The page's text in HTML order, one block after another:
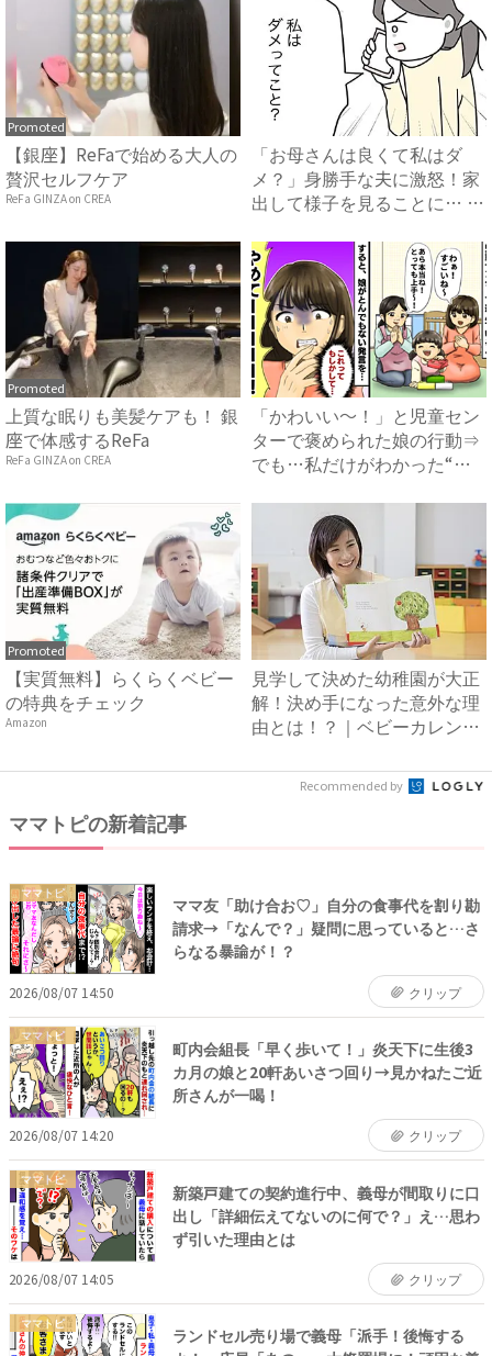
Promoted
【銀座】ReFaで始める大人の
贅沢セルフケア
ReFa GINZA on CREA
「お母さんは良くて私はダ
メ？」身勝手な夫に激怒！家
出して様子を見ることに… #
Promoted
上質な眠りも美髪ケアも！ 銀
座で体感するReFa
ReFa GINZA on CREA
「かわいい〜！」と児童セン
ターで褒められた娘の行動⇒
でも…私だけがわかった“赤
Promoted
【実質無料】らくらくベビー
の特典をチェック
Amazon
見学して決めた幼稚園が大正
解！決め手になった意外な理
由とは！？｜ベビーカレンダ
Recommended by
ママトピの新着記事
ママトピ
ママ友「助け合お♡」自分の食事代を割り勘
請求→「なんで？」疑問に思っていると…さ
らなる暴論が！？
2026/08/07 14:50 クリップ
ママトピ
町内会組長「早く歩いて！」炎天下に生後3
カ月の娘と20軒あいさつ回り→見かねたご近
所さんが一喝！
2026/08/07 14:20 クリップ
ママトピ
新築戸建ての契約進行中、義母が間取りに口
出し「詳細伝えてないのに何で？」え…思わ
ず引いた理由とは
2026/08/07 14:05 クリップ
ママトピ
ランドセル売り場で義母「派手！後悔する